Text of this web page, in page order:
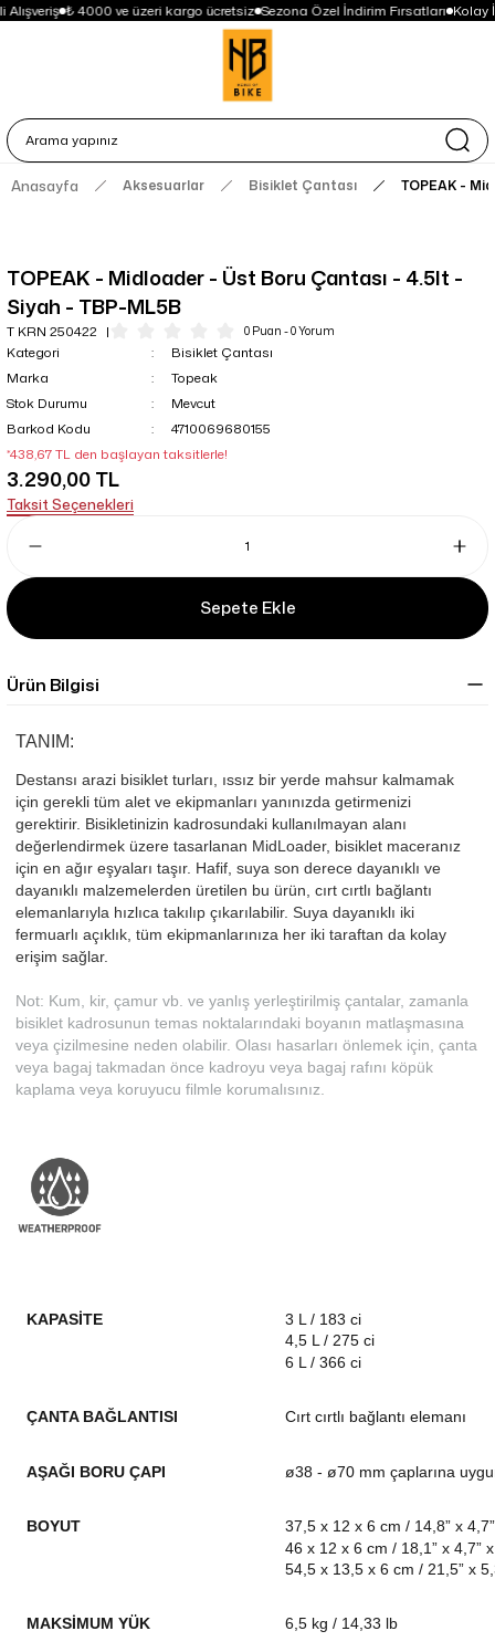
₺ 4000 ve üzeri kargo ücretsiz Sezona Özel İndirim Fırsatları Kolay
Anasayfa Aksesuarlar Bisiklet Çantası TOPEAK -
TOPEAK - Midloader - Üst Boru Çantası - 4.5lt -
Siyah - TBP-ML5B
T KRN 250422 0 Puan - 0 Yorum
Kategori
Bisiklet Çantası
Marka
Topeak
Stok Durumu
Mevcut
Barkod Kodu
4710069680155
*438,67 TL den başlayan taksitlerle!
3.290,00 TL
Taksit Seçenekleri
Sepete Ekle
Ürün Bilgisi
TANIM:
Destansı arazi bisiklet turları, ıssız bir yerde mahsur kalmamak
için gerekli tüm alet ve ekipmanları yanınızda getirmenizi
gerektirir. Bisikletinizin kadrosundaki kullanılmayan alanı
değerlendirmek üzere tasarlanan MidLoader, bisiklet maceranız
için en ağır eşyaları taşır. Hafif, suya son derece dayanıklı ve
dayanıklı malzemelerden üretilen bu ürün, cırt cırtlı bağlantı
elemanlarıyla hızlıca takılıp çıkarılabilir. Suya dayanıklı iki
fermuarlı açıklık, tüm ekipmanlarınıza her iki taraftan da kolay
erişim sağlar.
Not: Kum, kir, çamur vb. ve yanlış yerleştirilmiş çantalar, zamanla
bisiklet kadrosunun temas noktalarındaki boyanın matlaşmasına
veya çizilmesine neden olabilir. Olası hasarları önlemek için, çanta
veya bagaj takmadan önce kadroyu veya bagaj rafını köpük
kaplama veya koruyucu filmle korumalısınız.
KAPASITE
3 L / 183 ci
4,5 L / 275 ci
6 L / 366 ci
ÇANTA BAĞLANTISI Cırt cırtlı bağlantı elemanı
AŞAĞI BORU ÇAPI ø38 - ø70 mm çaplarına
BOYUT
37,5 x 12 x 6 cm / 14,8” x
46 x 12 x 6 cm / 18,1” x 4,7”
54,5 x 13,5 x 6 cm / 21,5” x
MAKSIMUM YÜK 6,5 kg / 14,33 lb